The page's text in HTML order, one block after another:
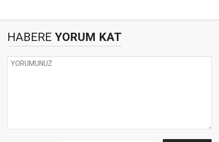
HABERE YORUM KAT